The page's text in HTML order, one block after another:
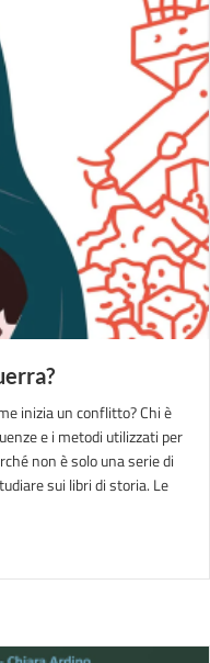
inizia un conflitto? Chi è
e i metodi utilizzati per
non è solo una serie di
sui libri di storia. Le